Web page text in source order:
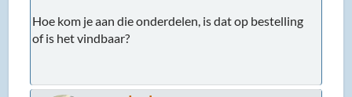
Hoe kom je aan die onderdelen, is dat op bestelling
of is het vindbaar?